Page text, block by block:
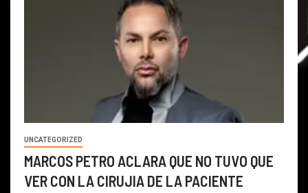
UNCATEGORIZED
MARCOS PETRO ACLARA QUE NO TUVO QUE
VER CON LA CIRUJIA DE LA PACIENTE